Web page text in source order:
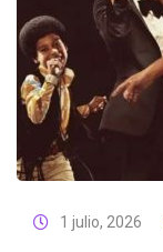
1 julio, 2026